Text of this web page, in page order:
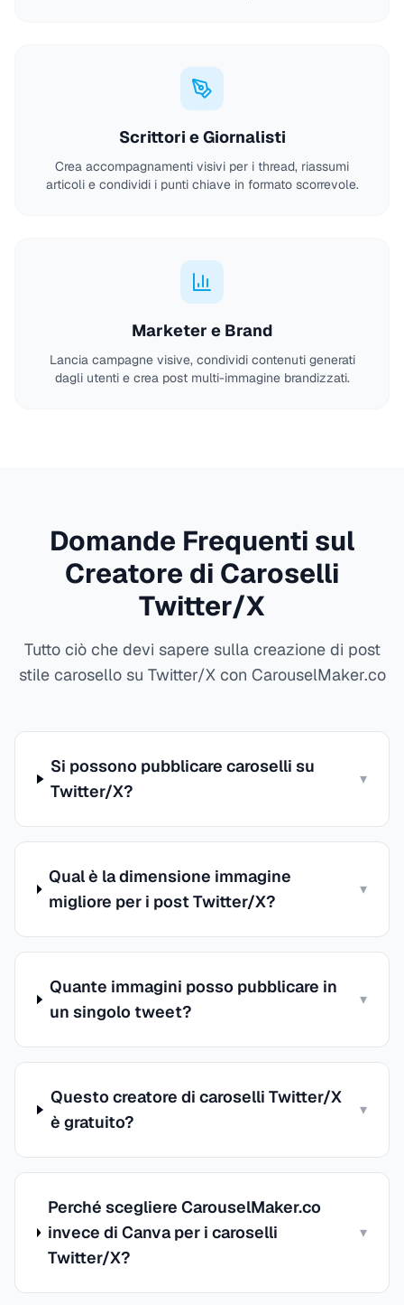
Scrittori e Giornalisti
Crea accompagnamenti visivi per i thread, riassumi
articoli e condividi i punti chiave in formato scorrevole.
Marketer e Brand
Lancia campagne visive, condividi contenuti generati
dagli utenti e crea post multi-immagine brandizzati.
Domande Frequenti sul
Creatore di Caroselli
Twitter/X
Tutto ciò che devi sapere sulla creazione di post
stile carosello su Twitter/X con CarouselMaker.co
Si possono pubblicare caroselli su
Twitter/X?
▾
Qual è la dimensione immagine
migliore per i post Twitter/X?
▾
Quante immagini posso pubblicare in
un singolo tweet?
▾
Questo creatore di caroselli Twitter/X
è gratuito?
▾
Perché scegliere CarouselMaker.co
invece di Canva per i caroselli
Twitter/X?
▾